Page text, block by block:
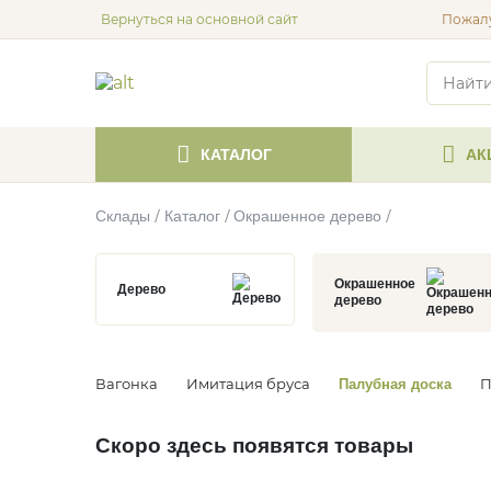
Вернуться на основной сайт
КАТАЛОГ
Склады Каталог Окрашенное дерево
Дерево
Окрашенное
дерево
Вагонка Имитация бруса Палубная доска
Скоро здесь появятся товары